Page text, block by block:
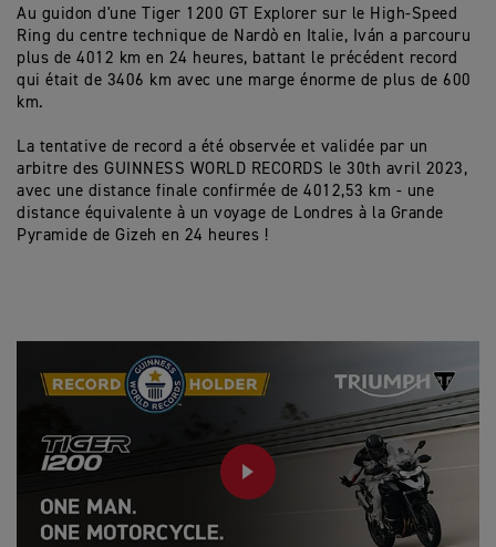
Au guidon d'une Tiger 1200 GT Explorer sur le High-Speed
Ring du centre technique de Nardò en Italie, Iván a parcouru
plus de 4012 km en 24 heures, battant le précédent record
qui était de 3406 km avec une marge énorme de plus de 600
km.
La tentative de record a été observée et validée par un
arbitre des GUINNESS WORLD RECORDS le 30th avril 2023,
avec une distance finale confirmée de 4012,53 km - une
distance équivalente à un voyage de Londres à la Grande
Pyramide de Gizeh en 24 heures !
PLAY